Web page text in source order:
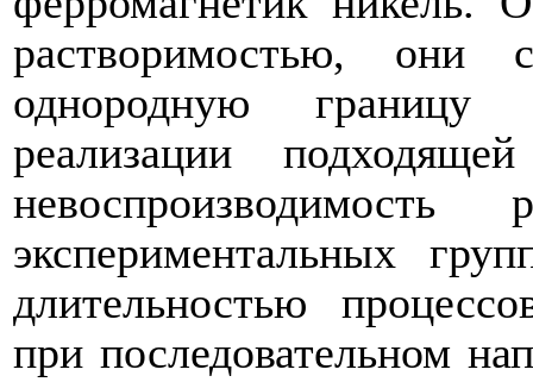
растворимостью, они
однородную границу
реализации
невоспроизводимость
экспериментальных
длительностью
при последовательном